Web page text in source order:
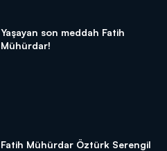
Yaşayan son meddah Fatih
Mühürdar!
Fatih Mühürdar Öztürk Serengil